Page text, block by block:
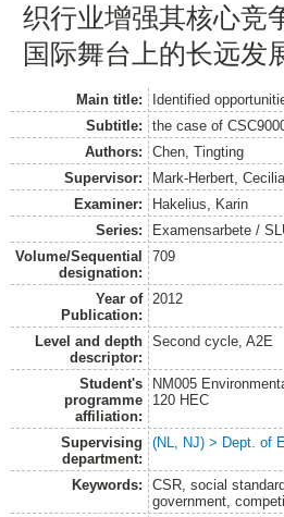
织行业增强其核心竞
国际舞台上的长远发
Main title:
Identified
Subtitle:
the case of
Authors:
Chen, Tingting
Supervisor:
Mark-Herbert,
Examiner:
Hakelius, Karin
Series:
Examensarbete /
Volume/Sequential
designation:
709
Year of
Publication:
2012
Level and depth
descriptor:
Second cycle, A2E
Student's
programme
affiliation:
NM005
120 HEC
Supervising
department:
(NL, NJ) > Dept. of
Keywords:
CSR, social
government,